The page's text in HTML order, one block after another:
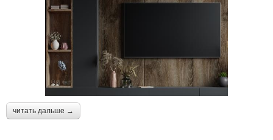
читать дальше →